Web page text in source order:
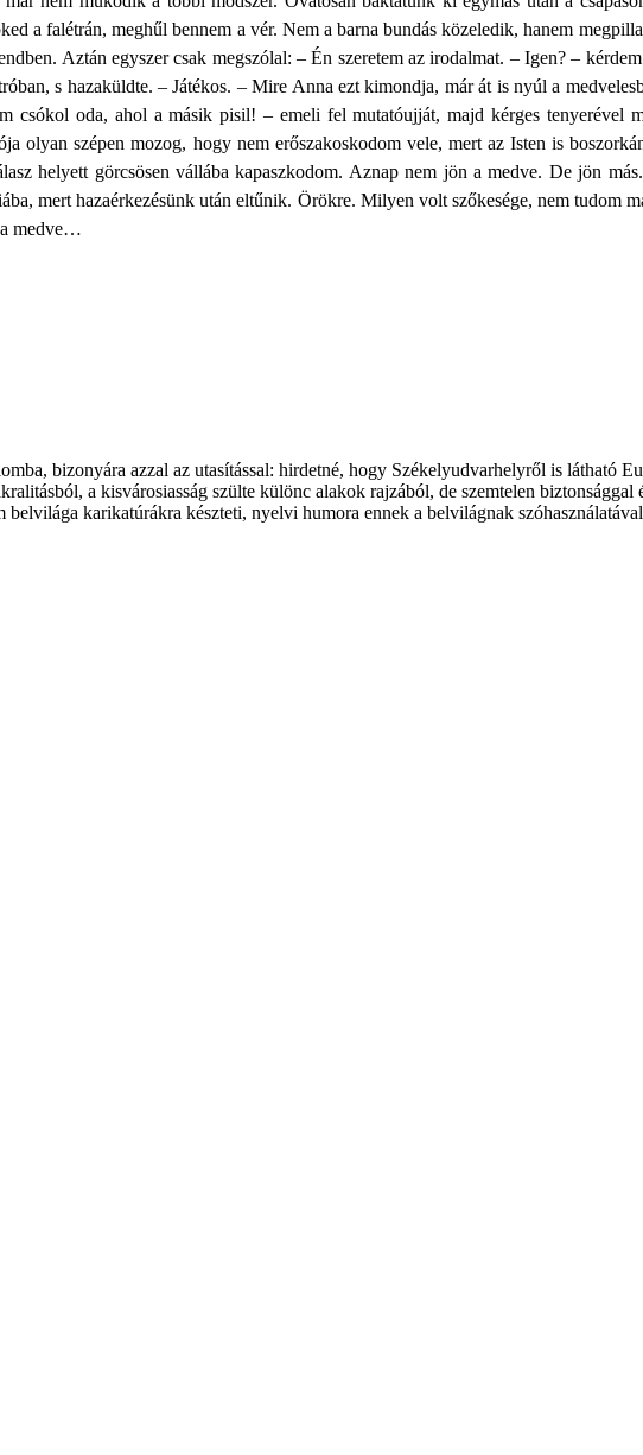
a falétrán, meghűl bennem a vér. Nem a barna bundás közeledik, hanem
Aztán egyszer csak megszólal: – Én szeretem az irodalmat. – Igen? –
s hazaküldte. – Játékos. – Mire Anna ezt kimondja, már át is nyúl a
csókol oda, ahol a másik pisil! – emeli fel mutatóujját, majd kérges tenyerével
olyan szépen mozog, hogy nem erőszakoskodom vele, mert az Isten is
helyett görcsösen vállába kapaszkodom. Aznap nem jön a medve. De jön
mert hazaérkezésünk után eltűnik. Örökre. Milyen volt szőkesége, nem tudom
a medve…
bizonyára azzal az utasítással: hirdetné, hogy Székelyudvarhelyről is látható
a kisvárosiasság szülte különc alakok rajzából, de szemtelen biztonsággal
karikatúrákra készteti, nyelvi humora ennek a belvilágnak